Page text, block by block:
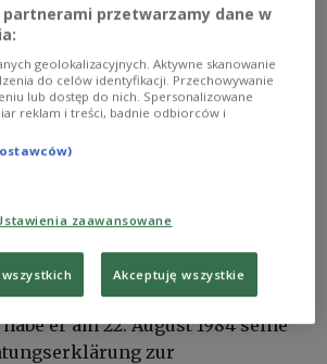
Bindeglied zwischen Nord
Vorpommerns
Manuela Schwesig und den
fungierte, lesen wir in dem
Schwesig zum ersten Mal im Jahr
nachdem sie Regierungschefin
Wladimir Putins,
AG leitet.
er am 22. August 1984 seine
zur
partnerami przetwarzamy dane w
geolokalizacyjnych. Aktywne skanowanie
do celów identyfikacji. Przechowywanie
lub dostęp do nich. Spersonalizowane
reklam i treści, badnie odbiorców i
zaawansowane
Akceptuję wszystkie